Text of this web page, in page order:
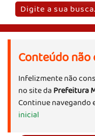
Pesquisar:
Conteúdo
Infelizmente não
no site da Prefeitura
Continue navegando
inicial